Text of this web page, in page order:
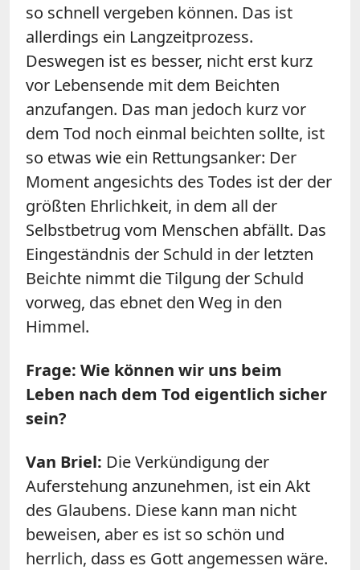
so schnell vergeben können. Das ist
allerdings ein Langzeitprozess.
Deswegen ist es besser, nicht erst kurz
vor Lebensende mit dem Beichten
anzufangen. Das man jedoch kurz vor
dem Tod noch einmal beichten sollte, ist
so etwas wie ein Rettungsanker: Der
Moment angesichts des Todes ist der der
größten Ehrlichkeit, in dem all der
Selbstbetrug vom Menschen abfällt. Das
Eingeständnis der Schuld in der letzten
Beichte nimmt die Tilgung der Schuld
vorweg, das ebnet den Weg in den
Himmel.
Frage: Wie können wir uns beim
Leben nach dem Tod eigentlich sicher
sein?
Van Briel: Die Verkündigung der
Auferstehung anzunehmen, ist ein Akt
des Glaubens. Diese kann man nicht
beweisen, aber es ist so schön und
herrlich, dass es Gott angemessen wäre.